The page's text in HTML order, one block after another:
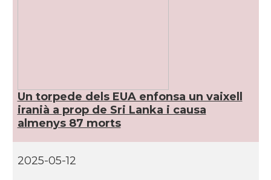
Un torpede dels EUA enfonsa un vaixell
iranià a prop de Sri Lanka i causa
almenys 87 morts
2025-05-12